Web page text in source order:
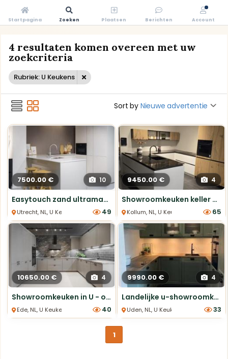
4 resultaten komen overeen met uw
zoekcriteria
Rubriek: U Keukens
Sort by Nieuwe advertentie
7500.00 € 10
Easytouch zand ultramatte U-keuken met composiet werkblad
Utrecht, NL, U Keukens 49
9450.00 € 4
Showroomkeuken keller u vorm met luxe Bosch apparatuur
Kollum, NL, U Keukens 65
10650.00 € 4
Showroomkeuken in U - opstelling
Ede, NL, U Keukens 40
9990.00 € 4
Landelijke u-showroomkeuken Actie
Uden, NL, U Keukens 33
1
Startpagina Zoeken Plaatsen Berichten Account